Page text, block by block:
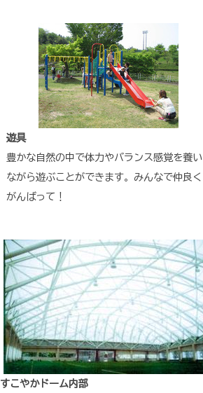
遊具
豊かな自然の中で体力やバランス感覚を養い
ながら遊ぶことができます。みんなで仲良く
がんばって！
すこやかドーム内部